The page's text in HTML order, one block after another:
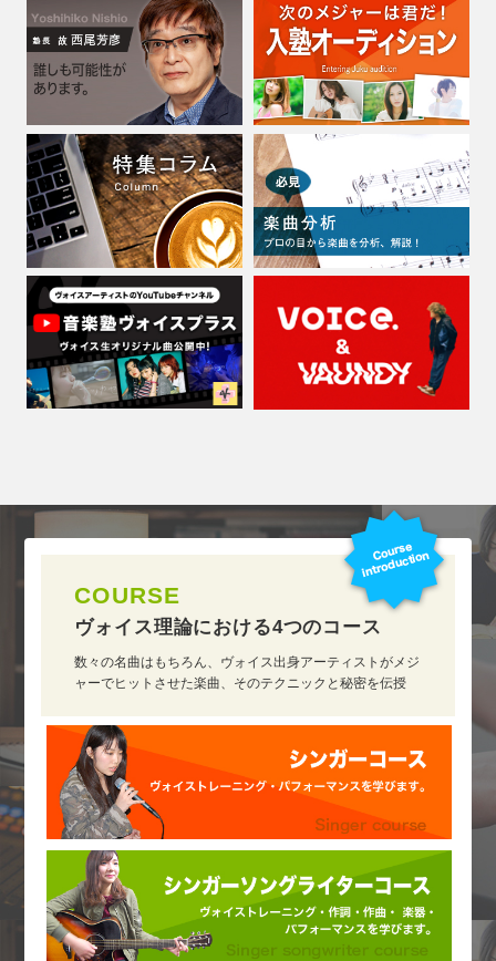
COURSE
ヴォイス理論における4つのコース
数々の名曲はもちろん、ヴォイス出身アーティストがメジ
ャーでヒットさせた楽曲、そのテクニックと秘密を伝授